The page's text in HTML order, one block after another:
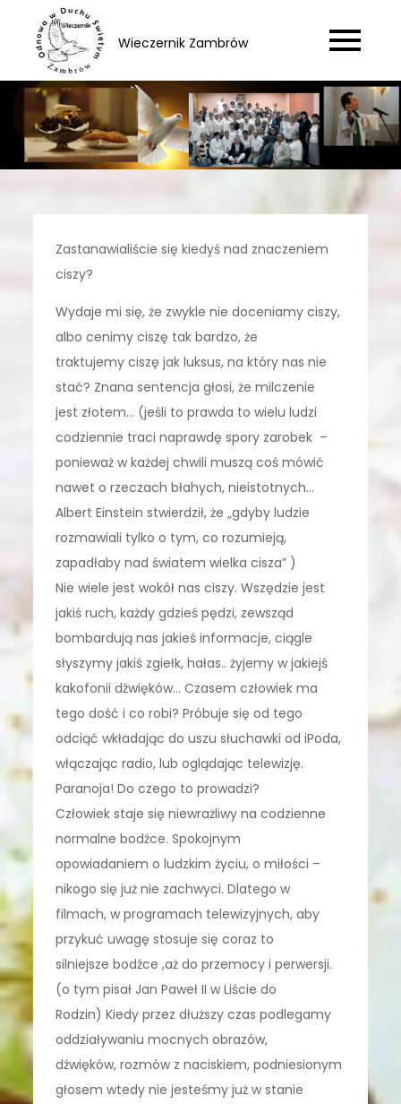
content
Wieczernik Zambrów
Zastanawialiście się kiedyś nad znaczeniem
ciszy?
Wydaje mi się, że zwykle nie doceniamy ciszy,
albo cenimy ciszę tak bardzo, że
traktujemy ciszę jak luksus, na który nas nie
stać? Znana sentencja głosi, że milczenie
jest złotem… (jeśli to prawda to wielu ludzi
codziennie traci naprawdę spory zarobek –
ponieważ w każdej chwili muszą coś mówić
nawet o rzeczach błahych, nieistotnych…
Albert Einstein stwierdził, że „gdyby ludzie
rozmawiali tylko o tym, co rozumieją,
zapadłaby nad światem wielka cisza” )
Nie wiele jest wokół nas ciszy. Wszędzie jest
jakiś ruch, każdy gdzieś pędzi, zewsząd
bombardują nas jakieś informacje, ciągle
słyszymy jakiś zgiełk, hałas.. żyjemy w jakiejś
kakofonii dźwięków… Czasem człowiek ma
tego dość i co robi? Próbuje się od tego
odciąć wkładając do uszu słuchawki od iPoda,
włączając radio, lub oglądając telewizję.
Paranoja! Do czego to prowadzi?
Człowiek staje się niewrażliwy na codzienne
normalne bodźce. Spokojnym
opowiadaniem o ludzkim życiu, o miłości –
nikogo się już nie zachwyci. Dlatego w
filmach, w programach telewizyjnych, aby
przykuć uwagę stosuje się coraz to
silniejsze bodźce ,aż do przemocy i perwersji.
(o tym pisał Jan Paweł II w Liście do
Rodzin) Kiedy przez dłuższy czas podlegamy
oddziaływaniu mocnych obrazów,
dźwięków, rozmów z naciskiem, podniesionym
głosem wtedy nie jesteśmy już w stanie